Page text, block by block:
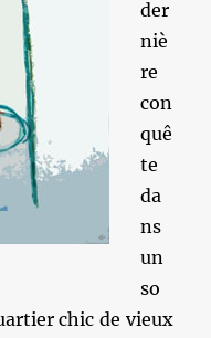
der
niè
re
con
quê
te
da
ns
un
so
chic de vieux